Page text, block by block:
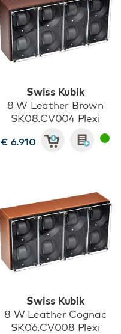
Swiss Kubik
8 W Leather Brown
SK08.CV004 Plexi
€ 6.910
Swiss Kubik
8 W Leather Cognac
SK06.CV008 Plexi